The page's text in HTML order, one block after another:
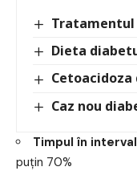
Dieta
Caz nou
Timpul în
puțin 70%